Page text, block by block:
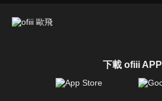
下載 ofiii APP